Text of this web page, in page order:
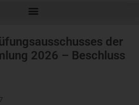
der
2026 – Beschluss